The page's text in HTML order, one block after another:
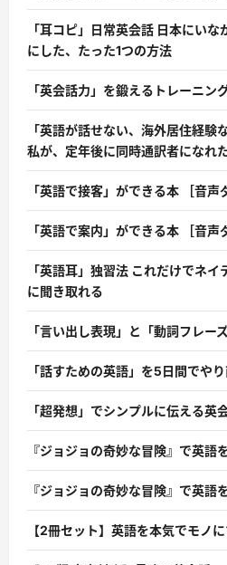
「耳コピ」日常英会話 日本にい
にした、たった1つの方法
「英会話力」を鍛えるトレーニン
「英語が話せない、海外居住経験
私が、定年後に同時通訳者になれ
「英語で接客」ができる本 ［音声
「英語で案内」ができる本 ［音声
「英語耳」独習法 これだけでネ
に聞き取れる
「言い出し表現」と「動詞フレー
「話すための英語」を5日間でや
「超発想」でシンプルに伝える英
『ジョジョの奇妙な冒険』で英語
『ジョジョの奇妙な冒険』で英語
【2冊セット】英語を本気でモノ